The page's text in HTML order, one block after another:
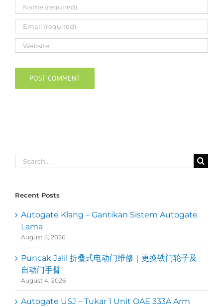
Search
for:
Recent Posts
Autogate Klang – Gantikan Sistem Autogate
Lama
August 5, 2026
Puncak Jalil 折叠式电动门维修｜更换铁门轮子及
自动门手臂
August 4, 2026
Autogate USJ – Tukar 1 Unit OAE 333A Arm